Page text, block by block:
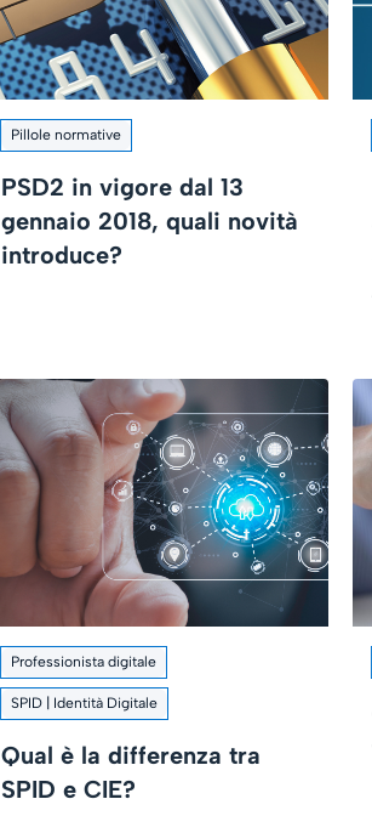
Pillole normative
PSD2 in vigore dal 13
gennaio 2018, quali novità
introduce?
Professionista digitale
SPID | Identità Digitale
Qual è la differenza tra
SPID e CIE?